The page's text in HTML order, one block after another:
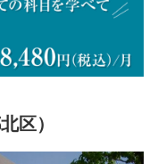
区）